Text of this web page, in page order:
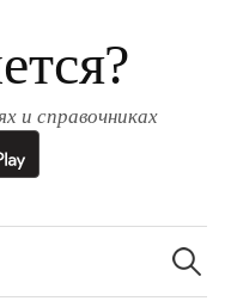
и справочниках
Найти: